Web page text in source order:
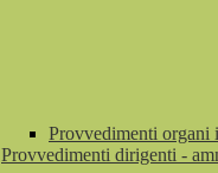
Provvedimenti
Provvedimenti dirigenti -